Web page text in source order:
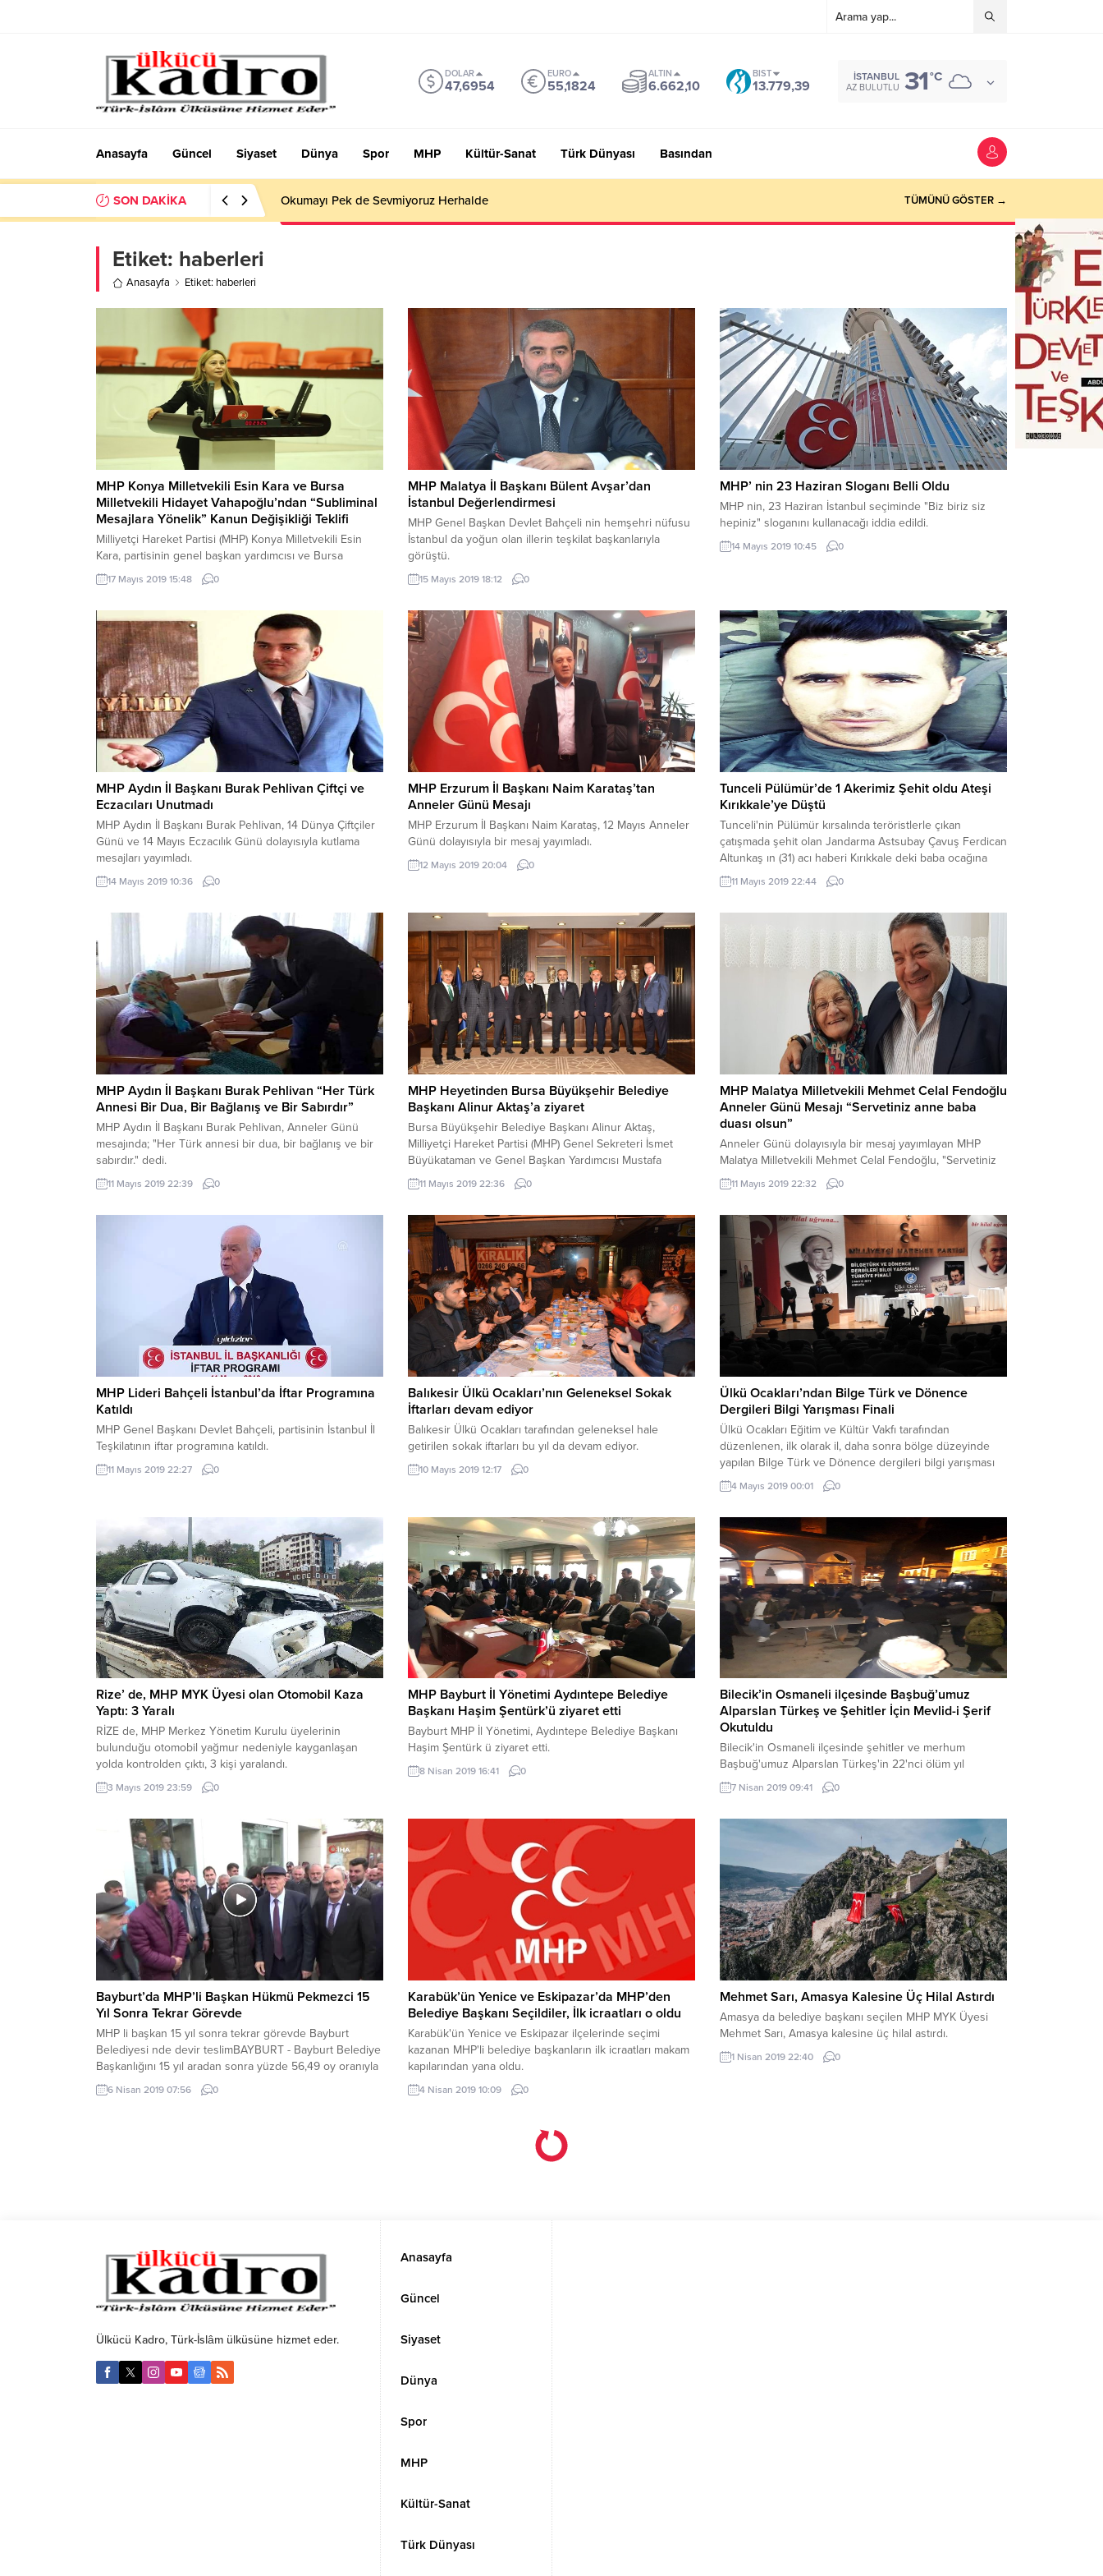
DOLAR
47,6954
EURO
55,1824
ALTIN
6.662,10
BIST
13.779,39
İSTANBUL
AZ BULUTLU 31°C
Anasayfa Güncel Siyaset Dünya Spor MHP Kültür-Sanat Türk Dünyası Basından
SON DAKİKA Okumayı Pek de Sevmiyoruz Herhalde TÜMÜNÜ GÖSTER →
Etiket: haberleri
Anasayfa Etiket: haberleri
MHP Konya Milletvekili Esin Kara ve Bursa
Milletvekili Hidayet Vahapoğlu’ndan “Subliminal
Mesajlara Yönelik” Kanun Değişikliği Teklifi
Milliyetçi Hareket Partisi (MHP) Konya Milletvekili Esin
Kara, partisinin genel başkan yardımcısı ve Bursa
Milletvekili Mustafa Hidayet Vahapoğlu ile birlikte,
özellikle gençler ve çocukları etkileyen subliminal
Türkiye Büyük Millet...
17 Mayıs 2019 15:48 0
MHP Malatya İl Başkanı Bülent Avşar’dan
İstanbul Değerlendirmesi
MHP Genel Başkan Devlet Bahçeli nin hemşehri nüfusu
İstanbul da yoğun olan illerin teşkilat başkanlarıyla
görüştü.
15 Mayıs 2019 18:12 0
MHP’ nin 23 Haziran Sloganı Belli Oldu
MHP nin, 23 Haziran İstanbul seçiminde "Biz biriz siz
hepiniz" sloganını kullanacağı iddia edildi.
14 Mayıs 2019 10:45 0
MHP Aydın İl Başkanı Burak Pehlivan Çiftçi ve
Eczacıları Unutmadı
MHP Aydın İl Başkanı Burak Pehlivan, 14 Dünya Çiftçiler
Günü ve 14 Mayıs Eczacılık Günü dolayısıyla kutlama
mesajları yayımladı.
14 Mayıs 2019 10:36 0
MHP Erzurum İl Başkanı Naim Karataş’tan
Anneler Günü Mesajı
MHP Erzurum İl Başkanı Naim Karataş, 12 Mayıs Anneler
Günü dolayısıyla bir mesaj yayımladı.
12 Mayıs 2019 20:04 0
Tunceli Pülümür’de 1 Akerimiz Şehit oldu Ateşi
Kırıkkale’ye Düştü
Tunceli'nin Pülümür kırsalında teröristlerle çıkan
çatışmada şehit olan Jandarma Astsubay Çavuş Ferdican
Altunkaş ın (31) acı haberi Kırıkkale deki baba ocağına
ulaştı.11 Mayıs 2019 22:44 0
MHP Aydın İl Başkanı Burak Pehlivan “Her Türk
Annesi Bir Dua, Bir Bağlanış ve Bir Sabırdır”
MHP Aydın İl Başkanı Burak Pehlivan, Anneler Günü
mesajında; "Her Türk annesi bir dua, bir bağlanış ve bir
sabırdır." dedi.
11 Mayıs 2019 22:39 0
MHP Heyetinden Bursa Büyükşehir Belediye
Başkanı Alinur Aktaş’a ziyaret
Bursa Büyükşehir Belediye Başkanı Alinur Aktaş,
Milliyetçi Hareket Partisi (MHP) Genel Sekreteri İsmet
Büyükataman ve Genel Başkan Yardımcısı Mustafa
Hidayet Vahapoğlu ile parti yöneticilerini ağırladı.
11 Mayıs 2019 22:36 0
MHP Malatya Milletvekili Mehmet Celal Fendoğlu
Anneler Günü Mesajı “Servetiniz anne baba
duası olsun”
Anneler Günü dolayısıyla bir mesaj yayımlayan MHP
Malatya Milletvekili Mehmet Celal Fendoğlu, "Servetiniz
anne baba duası olsun" dedi.
11 Mayıs 2019 22:32 0
MHP Lideri Bahçeli İstanbul’da İftar Programına
Katıldı
MHP Genel Başkanı Devlet Bahçeli, partisinin İstanbul İl
Teşkilatının iftar programına katıldı.
11 Mayıs 2019 22:27 0
Balıkesir Ülkü Ocakları’nın Geleneksel Sokak
İftarları devam ediyor
Balıkesir Ülkü Ocakları tarafından geleneksel hale
getirilen sokak iftarları bu yıl da devam ediyor.
10 Mayıs 2019 12:17 0
Ülkü Ocakları’ndan Bilge Türk ve Dönence
Dergileri Bilgi Yarışması Finali
Ülkü Ocakları Eğitim ve Kültür Vakfı tarafından
düzenlenen, ilk olarak il, daha sonra bölge düzeyinde
yapılan Bilge Türk ve Dönence dergileri bilgi yarışması
finali Ankara MHP Genel Merkezi Gün Sazak konferans
salonunda yapıldı.
4 Mayıs 2019 00:01 0
Rize’ de, MHP MYK Üyesi olan Otomobil Kaza
Yaptı: 3 Yaralı
RİZE de, MHP Merkez Yönetim Kurulu üyelerinin
bulunduğu otomobil yağmur nedeniyle kayganlaşan
yolda kontrolden çıktı, 3 kişi yaralandı.
3 Mayıs 2019 23:59 0
MHP Bayburt İl Yönetimi Aydıntepe Belediye
Başkanı Haşim Şentürk’ü ziyaret etti
Bayburt MHP İl Yönetimi, Aydıntepe Belediye Başkanı
Haşim Şentürk ü ziyaret etti.
8 Nisan 2019 16:41 0
Bilecik’in Osmaneli ilçesinde Başbuğ’umuz
Alparslan Türkeş ve Şehitler İçin Mevlid-i Şerif
Okutuldu
Bilecik'in Osmaneli ilçesinde şehitler ve merhum
Başbuğ'umuz Alparslan Türkeş'in 22'nci ölüm yıl
dönümü münasebetiyle Mevlid-i Şerif okutuldu.
7 Nisan 2019 09:41 0
Bayburt’da MHP’li Başkan Hükmü Pekmezci 15
Yıl Sonra Tekrar Görevde
MHP li başkan 15 yıl sonra tekrar görevde Bayburt
Belediyesi nde devir teslimBAYBURT - Bayburt Belediye
Başkanlığını 15 yıl aradan sonra yüzde 56,49 oy oranıyla
yeniden alan MHP li Başkan Hükmü Pekmezci, eski
Başkan Mete Memiş ten görevi devraldı.
6 Nisan 2019 07:56 0
Karabük’ün Yenice ve Eskipazar’da MHP’den
Belediye Başkanı Seçildiler, İlk icraatları o oldu
Karabük'ün Yenice ve Eskipazar ilçelerinde seçimi
kazanan MHP'li belediye başkanların ilk icraatları makam
kapılarından yana oldu.
4 Nisan 2019 10:09 0
Mehmet Sarı, Amasya Kalesine Üç Hilal Astırdı
Amasya da belediye başkanı seçilen MHP MYK Üyesi
Mehmet Sarı, Amasya kalesine üç hilal astırdı.
1 Nisan 2019 22:40 0
Ülkücü Kadro, Türk-İslâm ülküsüne hizmet eder.
Anasayfa
Güncel
Siyaset
Dünya
Spor
MHP
Kültür-Sanat
Türk Dünyası